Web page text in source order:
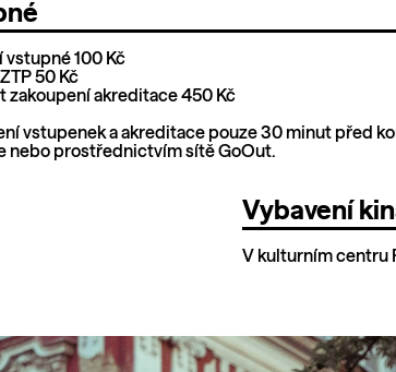
vstupné 100 Kč
50 Kč
zakoupení akreditace 450 Kč
vstupenek a akreditace pouze 30 minut před
nebo prostřednictvím sítě GoOut.
Vybavení
V kulturním centru